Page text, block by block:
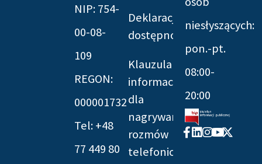
NIP: 754-
00-08-
109
REGON:
000001732
Tel: +48
77 449 80
Deklaracja
dostępności
Klauzula
informacyjna
dla
nagrywania
rozmów
telefonicznych
niesłyszących:
pon.-pt.
08:00-
20:00
Facebook-
f
Linkedin
Instagram
Youtube
X-
twitter